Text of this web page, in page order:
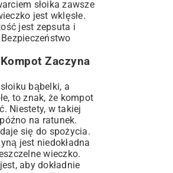
słoika zawsze
jest wklęsłe.
jest zepsuta i
Zaczyna
bąbelki, a
to znak, że kompot
Niestety, w takiej
na ratunek.
się do spożycia.
jest niedokładna
wieczko.
aby dokładnie